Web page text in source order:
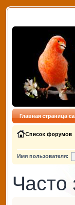
Главная страница
Список форумов
Имя пользователя: